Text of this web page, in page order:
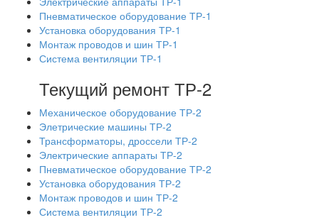
Пневматическое оборудование ТР-1
Установка оборудования ТР-1
Монтаж проводов и шин ТР-1
Система вентиляции ТР-1
Текущий ремонт ТР-2
Механическое оборудование ТР-2
Элетрические машины ТР-2
Трансформаторы, дроссели ТР-2
Электрические аппараты ТР-2
Пневматическое оборудование ТР-2
Установка оборудования ТР-2
Монтаж проводов и шин ТР-2
Система вентиляции ТР-2